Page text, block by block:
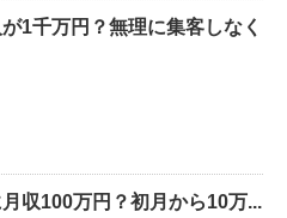
1千万円？無理に集客しなく
収100万円？初月から10万...